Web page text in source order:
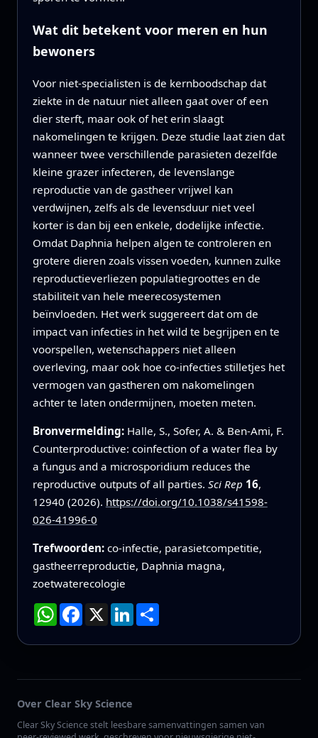
Wat dit betekent voor meren en hun
bewoners
Voor niet‑specialisten is de kernboodschap dat
ziekte in de natuur niet alleen gaat over of een
dier sterft, maar ook of het erin slaagt
nakomelingen te krijgen. Deze studie laat zien dat
wanneer twee verschillende parasieten dezelfde
kleine grazer infecteren, de levenslange
reproductie van de gastheer vrijwel kan
verdwijnen, zelfs als de levensduur niet veel
korter is dan bij een enkele, dodelijke infectie.
Omdat Daphnia helpen algen te controleren en
grotere dieren zoals vissen voeden, kunnen zulke
reproductieverliezen populatiegroottes en de
stabiliteit van hele meerecosystemen
beïnvloeden. Het werk suggereert dat om de
impact van infecties in het wild te begrijpen en te
voorspellen, wetenschappers niet alleen
overleving, maar ook hoe co‑infecties stilletjes het
vermogen van gastheren om nakomelingen
achter te laten ondermijnen, moeten meten.
Bronvermelding: Halle, S., Sofer, A. & Ben-Ami, F.
Counterproductive: coinfection of a water flea by
a fungus and a microsporidium reduces the
reproductive outputs of all parties. Sci Rep 16,
12940 (2026). https://doi.org/10.1038/s41598-
026-41996-0
Trefwoorden: co‑infectie, parasietcompetitie,
gastheerreproductie, Daphnia magna,
zoetwaterecologie
WhatsApp
Facebook
X LinkedIn
Deel
Over Clear Sky Science
Clear Sky Science stelt leesbare samenvattingen samen van